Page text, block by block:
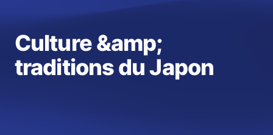
Culture &amp;
traditions du Japon